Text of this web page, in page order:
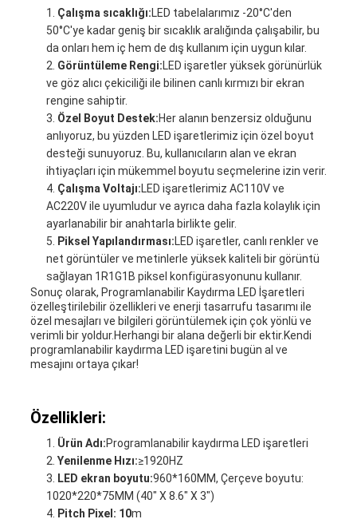
Çalışma sıcaklığı:LED tabelalarımız -20°C'den
50°C'ye kadar geniş bir sıcaklık aralığında çalışabilir, bu
da onları hem iç hem de dış kullanım için uygun kılar.
Görüntüleme Rengi:LED işaretler yüksek görünürlük
ve göz alıcı çekiciliği ile bilinen canlı kırmızı bir ekran
rengine sahiptir.
Özel Boyut Destek:Her alanın benzersiz olduğunu
anlıyoruz, bu yüzden LED işaretlerimiz için özel boyut
desteği sunuyoruz. Bu, kullanıcıların alan ve ekran
ihtiyaçları için mükemmel boyutu seçmelerine izin verir.
Çalışma Voltajı:LED işaretlerimiz AC110V ve
AC220V ile uyumludur ve ayrıca daha fazla kolaylık için
ayarlanabilir bir anahtarla birlikte gelir.
Piksel Yapılandırması:LED işaretler, canlı renkler ve
net görüntüler ve metinlerle yüksek kaliteli bir görüntü
sağlayan 1R1G1B piksel konfigürasyonunu kullanır.
Sonuç olarak, Programlanabilir Kaydırma LED İşaretleri
özelleştirilebilir özellikleri ve enerji tasarrufu tasarımı ile
özel mesajları ve bilgileri görüntülemek için çok yönlü ve
verimli bir yoldur.Herhangi bir alana değerli bir ektir.Kendi
programlanabilir kaydırma LED işaretini bugün al ve
mesajını ortaya çıkar!
Özellikleri:
Ürün Adı:Programlanabilir kaydırma LED işaretleri
Yenilenme Hızı:≥1920HZ
LED ekran boyutu:960*160MM, Çerçeve boyutu:
1020*220*75MM (40" X 8.6" X 3")
Pitch Pixel: 10m